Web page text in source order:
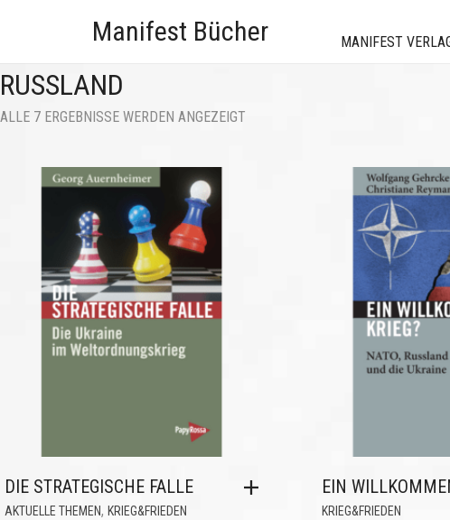
Manifest Bücher MANIFEST
RUSSLAND
ALLE 7 ERGEBNISSE WERDEN ANGEZEIGT
DIE STRATEGISCHE FALLE
AKTUELLE THEMEN, KRIEG&FRIEDEN
EIN
KRIEG&FRIEDEN